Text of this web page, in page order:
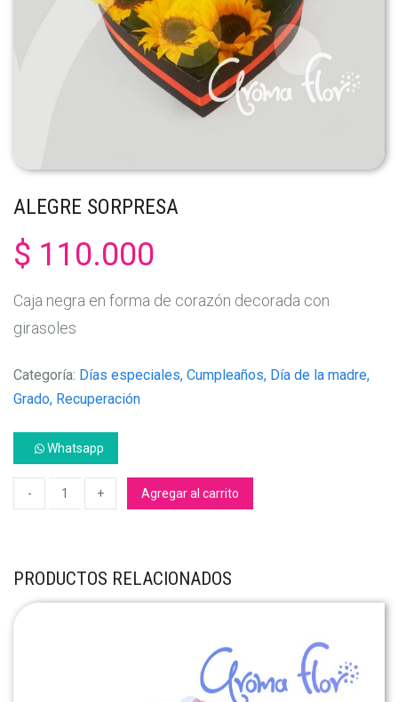
ALEGRE SORPRESA
$ 110.000
Caja negra en forma de corazón decorada con
girasoles
Categoría: Días especiales, Cumpleaños, Día de la madre,
Grado, Recuperación
Whatsapp
Agregar al carrito
PRODUCTOS RELACIONADOS